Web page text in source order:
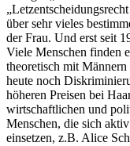
über sehr vieles
der Frau. Und erst seit
Viele Menschen finden
theoretisch mit
heute noch
höheren Preisen bei
wirtschaftlichen und
Menschen, die sich
einsetzen, z.B. Alice